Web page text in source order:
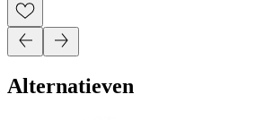
Alternatieven